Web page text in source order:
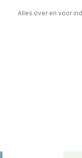
Alles over en voor